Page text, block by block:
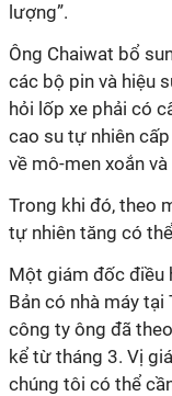
lượng”.
Ông Chaiwat bổ
các bộ pin và hiệu
hỏi lốp xe phải có
cao su tự nhiên
về mô-men xoắn
Trong khi đó, theo
tự nhiên tăng có
Một giám đốc điều
Bản có nhà máy tại
công ty ông đã
kể từ tháng 3. Vị
chúng tôi có thể